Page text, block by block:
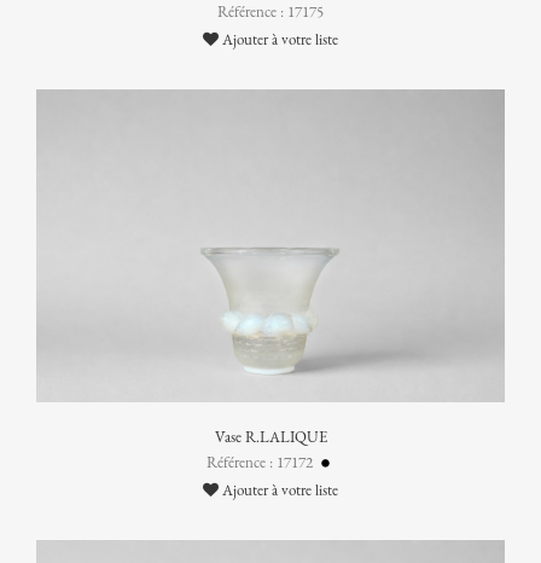
Référence : 17175
Ajouter à votre liste
Vase R.LALIQUE
Référence : 17172
Ajouter à votre liste